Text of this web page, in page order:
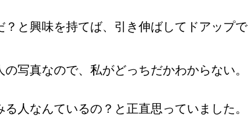
と興味を持てば、引き伸ばしてドアップで
写真なので、私がどっちだかわからない。
人なんているの？と正直思っていました。